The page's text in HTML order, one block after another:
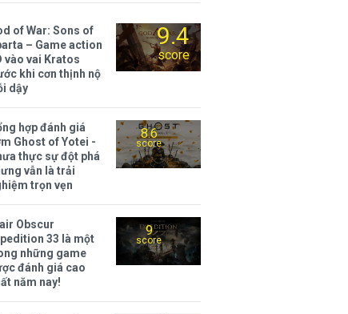
9.4
score
of War: Sons of
– Game action
vào vai Kratos
khi cơn thịnh nộ
dậy
8.6
score
hợp đánh giá
Ghost of Yotei -
thực sự đột phá
vẫn là trải
trọn vẹn
9
score
Obscur
33 là một
những game
đánh giá cao
năm nay!